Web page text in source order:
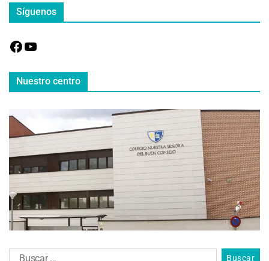
Síguenos
Nuestro centro